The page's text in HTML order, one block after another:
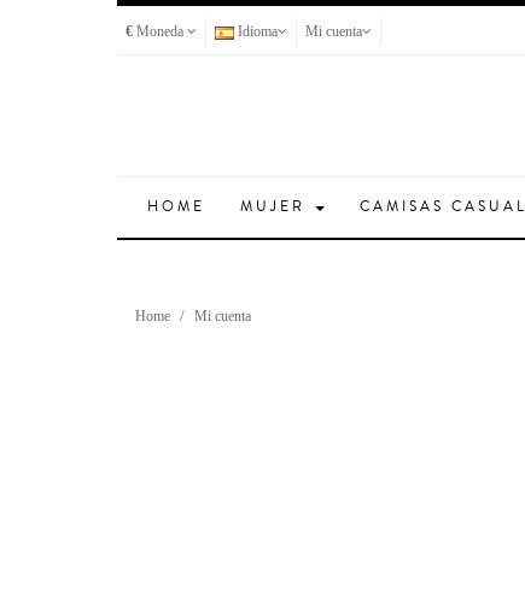
€ Moneda Idioma Mi cuenta
HOME MUJER CAMISAS CASUAL
Home Mi cuenta